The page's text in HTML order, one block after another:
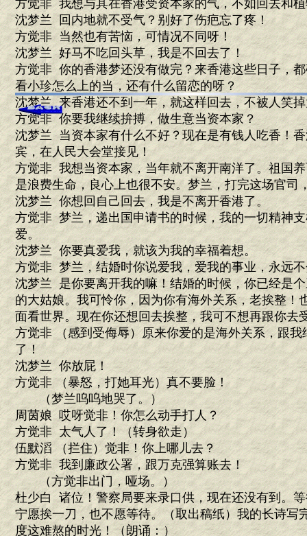
方觉非 我想与其在香港受资本家的气，不如回去和
沈梦兰 回内地就不受气？别好了伤疤忘了疼！
方觉非 当然也有苦恼，可情况不同呀！
沈梦兰 好马不吃回头草，我是不回去了！
方觉非 你的香港梦还没有做完？来香港这些日子，
看小珍怎么上的当，还有什么留恋的呀？
沈梦兰 来香港还不到一年，就这样回去，不被人笑
方觉非 你要我继续拚搏，做生意当资本家？
沈梦兰 当资本家有什么不好？现在是有钱人吃香！
宾，在人民大会堂接见！
方觉非 我想当资本家，当年就不离开南洋了。祖国
是浪费生命，良心上也很不安。梦兰，打完这场官司
沈梦兰 你想回自己回去，我是不离开香港了。
方觉非 梦兰，递出国申请书的时候，我的一切精神
爱。
沈梦兰 你要真爱我，就该为我的幸福着想。
方觉非 梦兰，结婚时你说爱我，爱我的事业，永远
沈梦兰 是你要离开我的嘛！结婚的时候，你已经是
的大姑娘。我可怜你，因为你有海外关系，老挨整！
面看世界。现在你还想回去挨整，我可不想再跟你去
方觉非 （感到受侮辱）原来你爱的是海外关系，跟
了！
沈梦兰 你放屁！
方觉非 （暴怒，打她耳光）真不要脸！
（梦兰呜呜地哭了。）
周茵娘 哎呀觉非！你怎么动手打人？
方觉非 太气人了！（转身欲走）
伍默滔 （拦住）觉非！你上哪儿去？
方觉非 我到廉政公署，跟万克强算账去！
（方觉非出门，哑场。）
杜少白 诸位！警察局要来录口供，现在还没有到。
宁愿挨一刀，也不愿等待。（取出稿纸）我的长诗写
度这难熬的时光！（朗诵：）